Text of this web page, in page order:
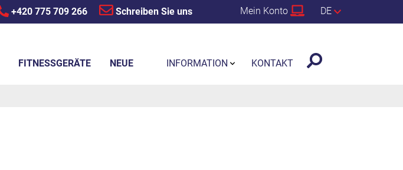
+420 775 709 266 Schreiben Sie uns Mein Konto DE
FITNESSGERÄTE NEUE INFORMATION KONTAKT